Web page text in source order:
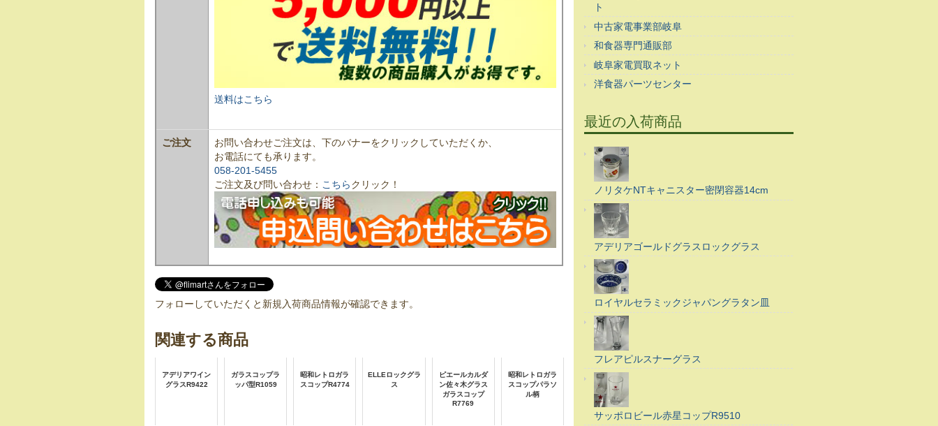
送料はこちら
ご注文
お問い合わせご注文は、下のバナーをクリックしていただくか、
お電話にても承ります。
058-201-5455
ご注文及び問い合わせ： こちらクリック！
フォローしていただくと新規入荷商品情報が確認できます。
関連する商品
アデリアワイン
グラスR9422
ガラスコップラ
ッパ型R1059
昭和レトロガラ
スコップR4774
ELLEロックグラ
ス
ピエールカルダ
ン佐々木グラス
ガラスコップ
R7769
昭和レトロガラ
スコップパラソ
ル柄
ト
中古家電事業部岐阜
和食器専門通販部
岐阜家電買取ネット
洋食器パーツセンター
最近の入荷商品
ノリタケNTキャニスター密閉容器14cm
アデリアゴールドグラスロックグラス
ロイヤルセラミックジャパングラタン皿
フレアピルスナーグラス
サッポロビール赤星コップR9510